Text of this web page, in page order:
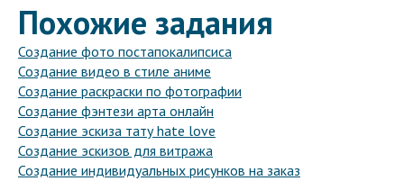
Похожие задания
Создание фото постапокалипсиса
Создание видео в стиле аниме
Создание раскраски по фотографии
Создание фэнтези арта онлайн
Создание эскиза тату hate love
Создание эскизов для витража
Создание индивидуальных рисунков на заказ